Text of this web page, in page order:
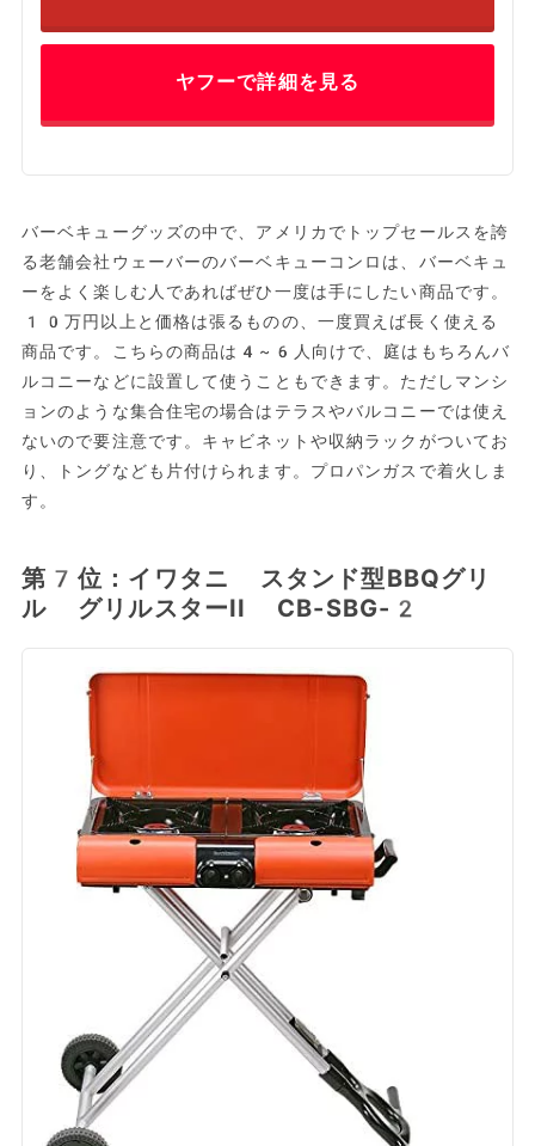
ヤフーで詳細を見る
バーベキューグッズの中で、アメリカでトップセールスを誇
る老舗会社ウェーバーのバーベキューコンロは、バーベキュ
ーをよく楽しむ人であればぜひ一度は手にしたい商品です。
10万円以上と価格は張るものの、一度買えば長く使える
商品です。こちらの商品は4~6人向けで、庭はもちろんバ
ルコニーなどに設置して使うこともできます。ただしマンシ
ョンのような集合住宅の場合はテラスやバルコニーでは使え
ないので要注意です。キャビネットや収納ラックがついてお
り、トングなども片付けられます。プロパンガスで着火しま
す。
第7位：イワタニ スタンド型BBQグリ
ル グリルスターII CB-SBG-2